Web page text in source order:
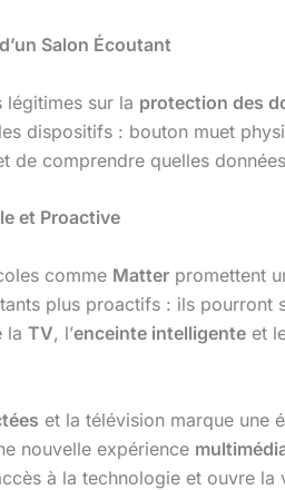
Salon Écoutant
légitimes sur la protection des
dispositifs : bouton muet
de comprendre quelles
et Proactive
comme Matter promettent
plus proactifs : ils
la TV, l’enceinte intelligente et
et la télévision marque une
nouvelle expérience
à la technologie et ouvre